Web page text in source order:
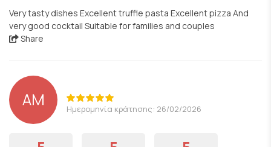
Very tasty dishes Excellent truffle pasta Excellent pizza And
very good cocktail Suitable for families and couples
Share
AM Ημερομηνία κράτησης: 26/02/2026